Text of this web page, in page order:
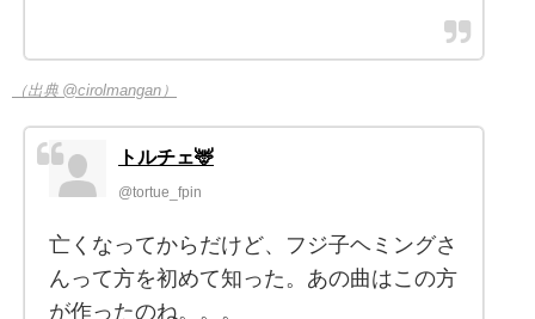
（出典 @cirolmangan）
トルチェ🦌
@tortue_fpin
亡くなってからだけど、フジ子ヘミングさ
んって方を初めて知った。あの曲はこの方
が作ったのね。。。